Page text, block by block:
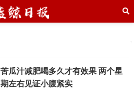
苦瓜汁减肥喝多久才有效果 两个星
期左右见证小腹紧实